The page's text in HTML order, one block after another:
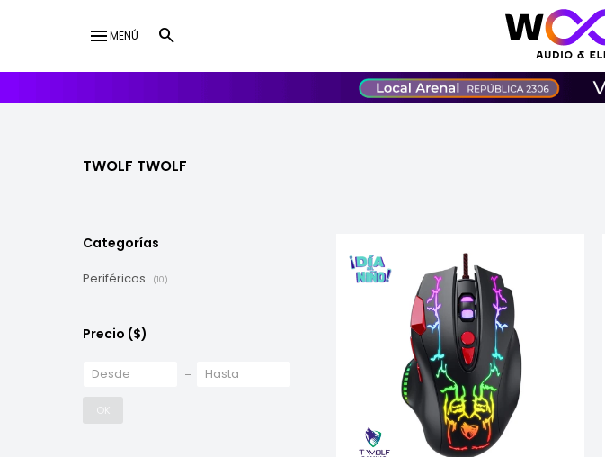
menuMENÚ
TWOLF TWOLF
Categorías
Periféricos (10)
Precio ($)
OK